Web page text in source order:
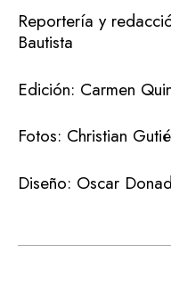
Reportería y
Bautista
Edición: Carmen
Fotos: Christian
Diseño: Oscar